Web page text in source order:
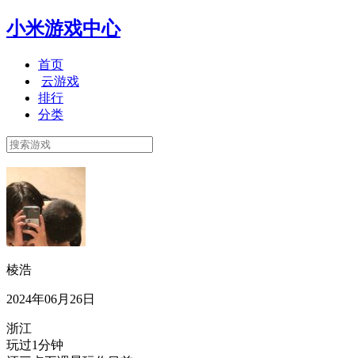
小米游戏中心
首页
云游戏
排行
分类
棱浩
2024年06月26日
浙江
玩过1分钟